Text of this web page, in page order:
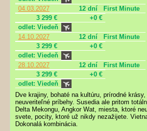
04.03.2027
12 dní
First Minute
3 299 €
+0 €
odlet: Viedeň
14.10.2027
12 dní
First Minute
3 299 €
+0 €
odlet: Viedeň
28.10.2027
12 dní
First Minute
3 299 €
+0 €
odlet: Viedeň
Dve krajiny, bohaté na kultúru, prírodné
neuveriteľné príbehy. Susedia ale pritom
Delta Mekongu, Angkor Wat, miesta, ktoré
svete, pocity, ktoré už nikdy nezažijete.
Dokonalá kombinácia.